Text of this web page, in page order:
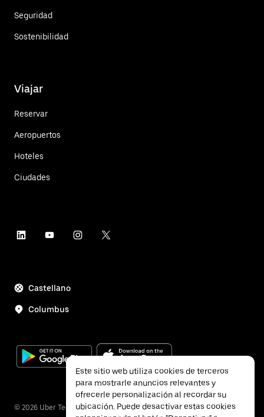
Seguridad
Sostenibilidad
Viajar
Reservar
Aeropuertos
Hoteles
Ciudades
Castellano
Columbus
© 2026 Uber Technologies Inc.
Este sitio web utiliza cookies de terceros
para mostrarle anuncios relevantes y
ofrecerle personalización al recordar su
ubicación. Puede desactivar estas cookies